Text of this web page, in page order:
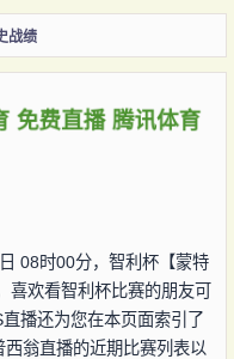
战绩
免费直播 腾讯体育
08时00分，智利杯【蒙特
欢看智利杯比赛的朋友可
播还为您在本页面索引了
翁直播的近期比赛列表以